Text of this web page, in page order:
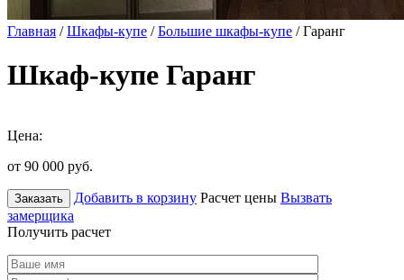
Главная /Шкафы-купе /Большие шкафы-купе / Гаранг
Шкаф-купе Гаранг
Цена:
от 90 000 руб.
Заказать Добавить в корзину Расчет цены Вызвать
замерщика
Получить расчет